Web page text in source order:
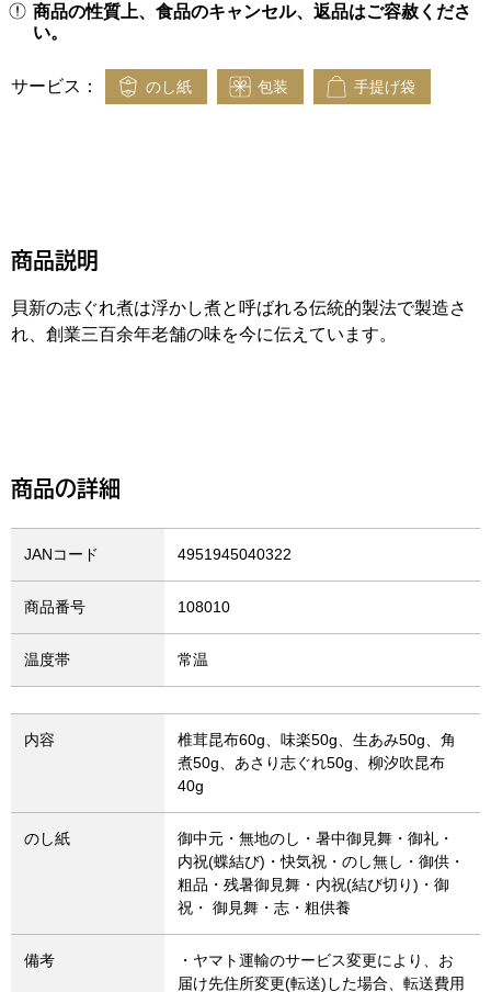
商品の性質上、食品のキャンセル、返品はご容赦くださ
い。
サービス： のし紙 包装 手提げ袋
商品説明
貝新の志ぐれ煮は浮かし煮と呼ばれる伝統的製法で製造さ
れ、創業三百余年老舗の味を今に伝えています。
商品の詳細
JANコード 4951945040322
商品番号 108010
温度帯 常温
内容
椎茸昆布60g、味楽50g、生あみ50g、角
煮50g、あさり志ぐれ50g、柳汐吹昆布
40g
のし紙
御中元・無地のし・暑中御見舞・御礼・
内祝(蝶結び)・快気祝・のし無し・御供・
粗品・残暑御見舞・内祝(結び切り)・御
祝・ 御見舞・志・粗供養
備考
・ヤマト運輸のサービス変更により、お
届け先住所変更(転送)した場合、転送費用